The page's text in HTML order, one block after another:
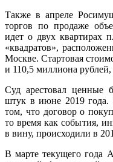
Также в апреле
торгов по продаже
идет о двух квартирах
«квадратов»,
Москве. Стартовая
и 110,5 миллиона
Суд арестовал ценные
штук в июне 2019 года.
том, что договор о
то время как события,
в вину, происходили в
В марте текущего года